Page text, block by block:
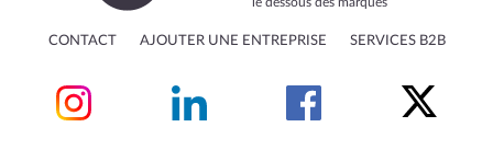
CONTACT AJOUTER UNE ENTREPRISE SERVICES B2B